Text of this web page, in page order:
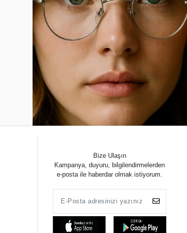
Bize Ulaşın
Kampanya, duyuru, bilgilendirmelerden
e-posta ile haberdar olmak istiyorum.